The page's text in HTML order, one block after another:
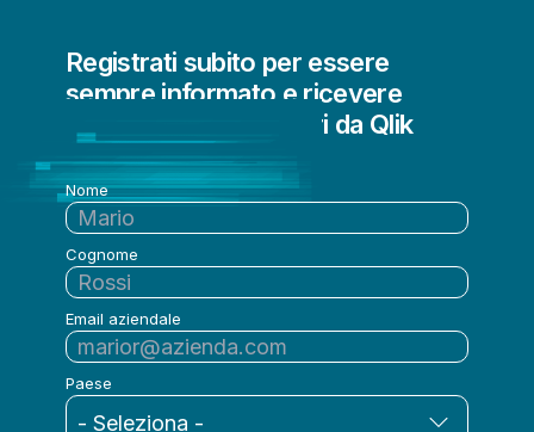
Registrati subito per essere
sempre informato e ricevere
aggiornamenti regolari da Qlik
Nome
Cognome
Email aziendale
Paese